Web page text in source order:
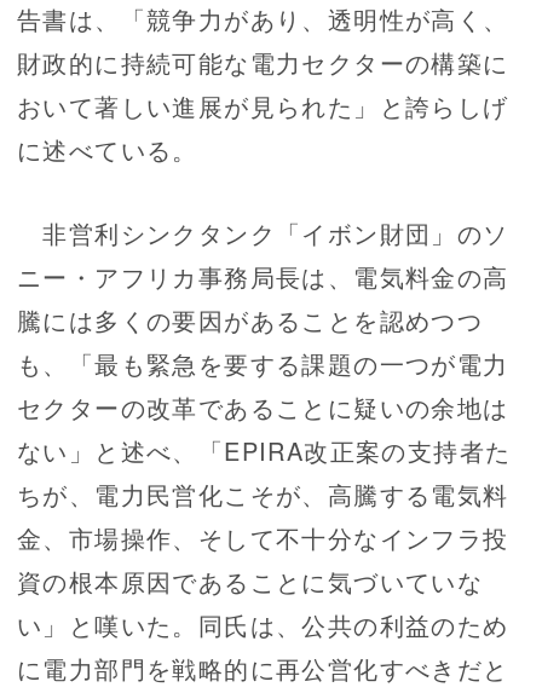
告書は、「競争力があり、透明性が高く、
財政的に持続可能な電力セクターの構築に
おいて著しい進展が見られた」と誇らしげ
に述べている。
非営利シンクタンク「イボン財団」のソ
ニー・アフリカ事務局長は、電気料金の高
騰には多くの要因があることを認めつつ
も、「最も緊急を要する課題の一つが電力
セクターの改革であることに疑いの余地は
ない」と述べ、「EPIRA改正案の支持者た
ちが、電力民営化こそが、高騰する電気料
金、市場操作、そして不十分なインフラ投
資の根本原因であることに気づいていな
い」と嘆いた。同氏は、公共の利益のため
に電力部門を戦略的に再公営化すべきだと